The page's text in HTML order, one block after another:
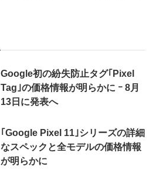
Google初の紛失防止タグ｢Pixel
Tag｣の価格情報が明らかに ｰ 8月
13日に発表へ
｢Google Pixel 11｣シリーズの詳細
なスペックと全モデルの価格情報
が明らかに